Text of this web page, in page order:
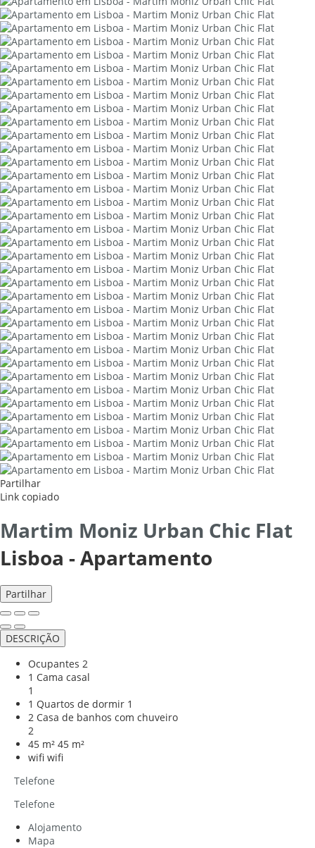
Partilhar
Link copiado
Martim Moniz Urban Chic Flat
Lisboa -Apartamento
Partilhar
DESCRIÇÃO
Ocupantes 2
1 Cama casal
1
1 Quartos de dormir 1
2 Casa de banhos com chuveiro
2
45 m² 45 m²
wifi wifi
Telefone
Telefone
Alojamento
Mapa